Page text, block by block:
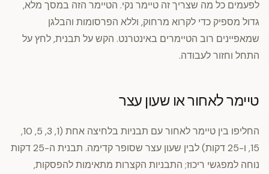
לפעמים כל מה שצריך זה טיימר נקי. הטיימר הזה במסך מלא,
גדול מספיק כדי לקרוא מרחוק, וללא הפרסומות והבלגן
שמאפיינים רוב הטיימרים באינטרנט. הקש על תבנית, לחץ על
התחל וחזור לעבודה.
טיימר לאחור או שעון עצר
החליפו בין טיימר לאחור עם תבניות בלחיצה אחת (1, 3, 5, 10,
15, ו-25 דקות) לבין שעון עצר שסופר קדימה. תבנית ה-25 דקות
נוחה למפגשי ריכוז; התבניות הקצרות מתאימות להפסקות,